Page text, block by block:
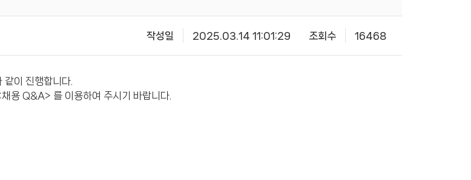
작성일 2025.03.14 11:01:29 조회수 16468
이 진행합니다.
용 Q&A> 를 이용하여 주시기 바랍니다.